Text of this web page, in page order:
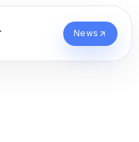
News